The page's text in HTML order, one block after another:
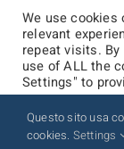
© Copyright
We use cookies
relevant
repeat visits.
use of ALL the
Settings" to
Cookie Settings
Questo sito usa
cookies. Settings